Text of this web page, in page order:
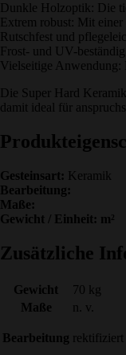
Dunkle Holzoptik: Die
Extrem robust: Mit einer
Rutschfest und
Frost- und UV-
Vielseitige Anwendung:
Die Super Hard
damit ideal für
Gesteinsart: Keramik
Bearbeitung:
Maße:
Gewicht / Einheit: m²
Zusätzliche
Gewicht
70 kg
Maße
n. v.
Bearbeitung rektifiziert